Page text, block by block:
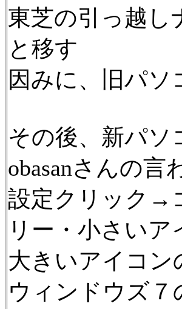
東芝の引っ越し
と移す
因みに、旧パ
その後、新パソ
obasanさんの言
設定クリック→
リー・小さいア
大きいアイコ
ウィンドウズ